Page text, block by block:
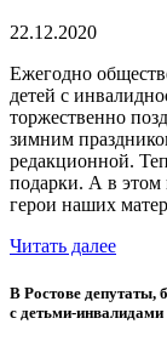
22.12.2020
Ежегодно
детей с
торжественно
зимним
редакционной.
подарки. А в этом
герои наших
Читать далее
В Ростове депутаты,
с детьми-инвалидами